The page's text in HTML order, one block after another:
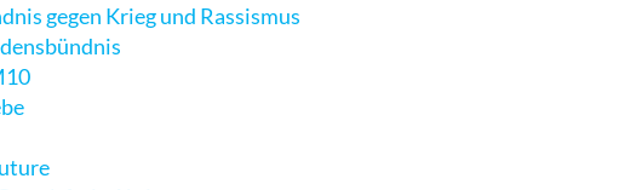
gegen Krieg und Rassismus